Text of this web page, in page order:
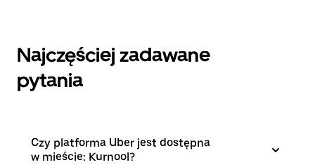
Najczęściej zadawane
pytania
Czy platforma Uber jest dostępna
w mieście: Kurnool?